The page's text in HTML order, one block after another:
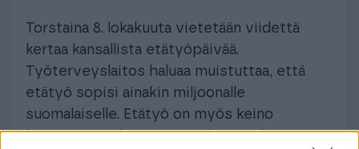
Torstaina 8. lokakuuta vietetään viidettä
kertaa kansallista etätyöpäivää.
Työterveyslaitos haluaa muistuttaa, että
etätyö sopisi ainakin miljoonalle
suomalaiselle. Etätyö on myös keino
kasvattaa työhyvinvointia lisäämällä